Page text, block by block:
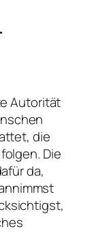
Autorität
die
Die
da,